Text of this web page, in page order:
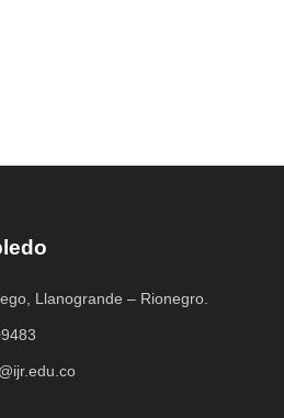
Llanogrande – Rionegro.